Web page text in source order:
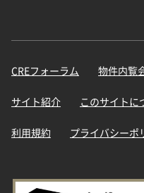
CREフォーラム 物件内覧
サイト紹介 このサイトに
利用規約 プライバシーポ